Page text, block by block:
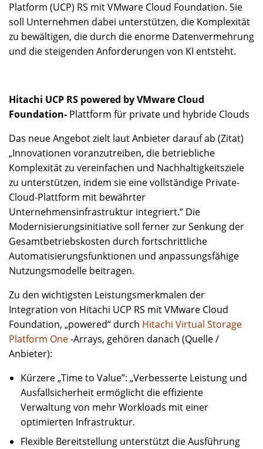
Platform (UCP) RS mit VMware Cloud Foundation. Sie
soll Unternehmen dabei unterstützen, die Komplexität
zu bewältigen, die durch die enorme Datenvermehrung
und die steigenden Anforderungen von KI entsteht.
Hitachi UCP RS powered by VMware Cloud
Foundation- Plattform für private und hybride Clouds
Das neue Angebot zielt laut Anbieter darauf ab (Zitat)
„Innovationen voranzutreiben, die betriebliche
Komplexität zu vereinfachen und Nachhaltigkeitsziele
zu unterstützen, indem sie eine vollständige Private-
Cloud-Plattform mit bewährter
Unternehmensinfrastruktur integriert.“ Die
Modernisierungsinitiative soll ferner zur Senkung der
Gesamtbetriebskosten durch fortschrittliche
Automatisierungsfunktionen und anpassungsfähige
Nutzungsmodelle beitragen.
Zu den wichtigsten Leistungsmerkmalen der
Integration von Hitachi UCP RS mit VMware Cloud
Foundation, „powered“ durch Hitachi Virtual Storage
Platform One-Arrays, gehören danach (Quelle /
Anbieter):
Kürzere „Time to Value”: „Verbesserte Leistung und
Ausfallsicherheit ermöglicht die effiziente
Verwaltung von mehr Workloads mit einer
optimierten Infrastruktur.
Flexible Bereitstellung unterstützt die Ausführung